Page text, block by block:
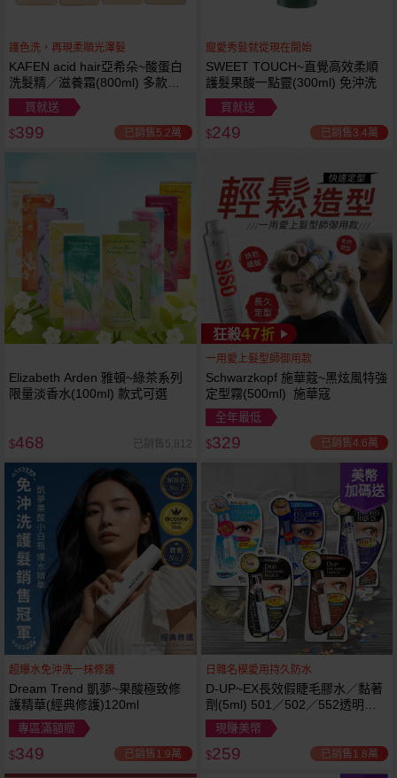
護色洗，再現柔順光澤髮
KAFEN acid hair亞希朵~酸蛋白
洗髮精／滋養霜(800ml) 多款可
選
買就送
$399 已銷售5.2萬
寵愛秀髮就從現在開始
SWEET TOUCH~直覺高效柔順
護髮果酸一點靈(300ml) 免沖洗
買就送
$249 已銷售3.4萬
Elizabeth Arden 雅頓~綠茶系列
限量淡香水(100ml) 款式可選
$468 已銷售5,812
狂殺47折
一用愛上髮型師御用款
Schwarzkopf 施華蔻~黑炫風特強
定型霧(500ml) 施華寇
全年最低
$329 已銷售4.6萬
超爆水免沖洗一抹修護
Dream Trend 凱夢~果酸極致修
護精華(經典修護)120ml
專區滿額贈
$349 已銷售1.9萬
美幣
加碼送
日雜名模愛用持久防水
D-UP~EX長效假睫毛膠水／黏著
劑(5ml) 501／502／552透明／
553黑色／554咖啡色 款式可選
現賺美幣
$259 已銷售1.8萬